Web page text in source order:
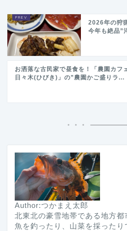
2026年の狩
今年も絶品”
お洒落な古民家で昼食を！「農園カフ
日々木(ひびき)」の”農園かご盛りラ...
Author:つかまえ太郎
北東北の豪雪地帯である地方都
魚を釣ったり、山菜を採った